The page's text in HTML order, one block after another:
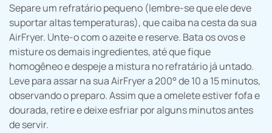
Separe um refratário pequeno (lembre-se que ele deve
suportar altas temperaturas), que caiba na cesta da sua
AirFryer. Unte-o com o azeite e reserve. Bata os ovos e
misture os demais ingredientes, até que fique
homogêneo e despeje a mistura no refratário já untado.
Leve para assar na sua AirFryer a 200° de 10 a 15 minutos,
observando o preparo. Assim que a omelete estiver fofa e
dourada, retire e deixe esfriar por alguns minutos antes
de servir.